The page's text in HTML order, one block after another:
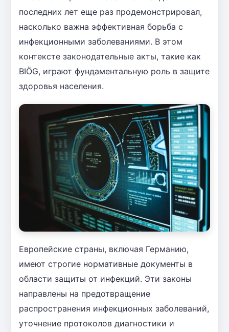
последних лет еще раз продемонстрировал,
насколько важна эффективная борьба с
инфекционными заболеваниями. В этом
контексте законодательные акты, такие как
BIÖG, играют фундаментальную роль в защите
здоровья населения.
Европейские страны, включая Германию,
имеют строгие нормативные документы в
области защиты от инфекций. Эти законы
направлены на предотвращение
распространения инфекционных заболеваний,
уточнение протоколов диагностики и